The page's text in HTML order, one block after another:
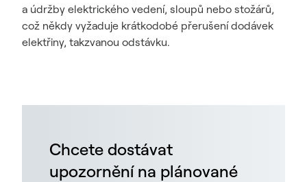
a údržby elektrického vedení, sloupů nebo stožárů,
což někdy vyžaduje krátkodobé přerušení dodávek
elektřiny, takzvanou odstávku.
Chcete dostávat
upozornění na plánované